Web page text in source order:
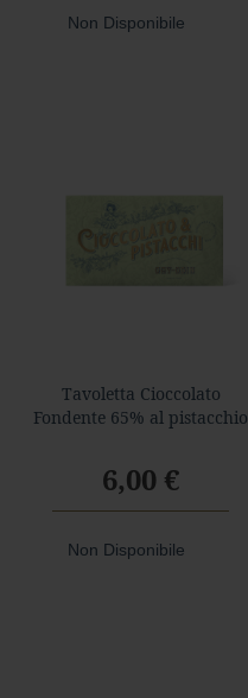
Non Disponibile
Tavoletta Cioccolato
Fondente 65% al pistacchio
6,00 €
Non Disponibile